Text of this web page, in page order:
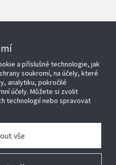
a příslušné technologie, jak
soukromí, na účely, které
analytiku, pokročilé
účely. Můžete si zvolit
technologií nebo spravovat
vše